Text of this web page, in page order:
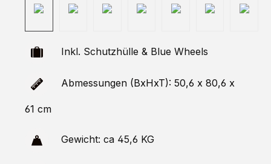
Inkl. Schutzhülle & Blue Wheels
Abmessungen (BxHxT): 50,6 x 80,6 x
61 cm
Gewicht: ca 45,6 KG